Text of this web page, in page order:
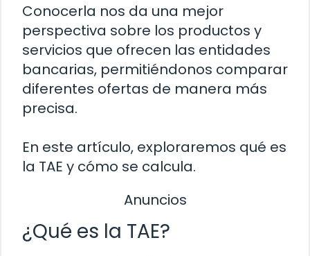
Conocerla nos da una mejor
perspectiva sobre los productos y
servicios que ofrecen las entidades
bancarias, permitiéndonos comparar
diferentes ofertas de manera más
precisa.
En este artículo, exploraremos qué es
la TAE y cómo se calcula.
Anuncios
¿Qué es la TAE?